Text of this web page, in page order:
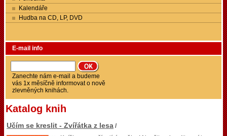
Kalendáře
Hudba na CD, LP, DVD
E-mail info
Zanechte nám e-mail a budeme
vás 1x měsíčně informovat o nově
zlevněných knihách.
Katalog knih
Učím se kreslit - Zvířátka z lesa /